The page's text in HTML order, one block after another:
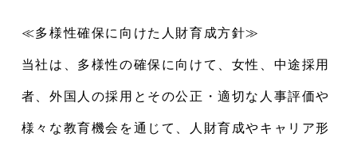
≪多様性確保に向けた人財育成方針≫
当社は、多様性の確保に向けて、女性、中途採用
者、外国人の採用とその公正・適切な人事評価や
様々な教育機会を通じて、人財育成やキャリア形